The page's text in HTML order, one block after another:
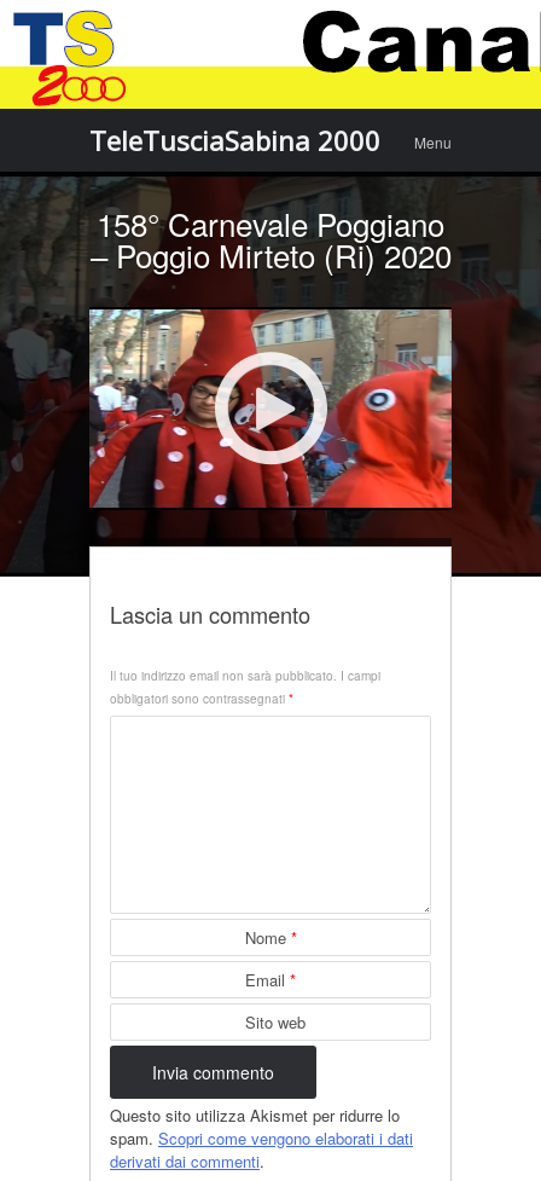
TeleTusciaSabina 2000
content
Menu
158° Carnevale Poggiano
– Poggio Mirteto (Ri) 2020
Lascia un commento
Il tuo indirizzo email non sarà pubblicato. I campi
obbligatori sono contrassegnati *
Nome *
Email *
Sito web
Questo sito utilizza Akismet per ridurre lo
spam. Scopri come vengono elaborati i dati
derivati dai commenti.